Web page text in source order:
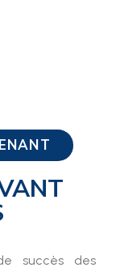
succès des